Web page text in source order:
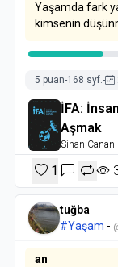
Yaşamda fark
kimsenin
5 puan-168 syf.-
İFA:
Aşmak
Sinan Canan
1
tuğba
#Yaşam -
an